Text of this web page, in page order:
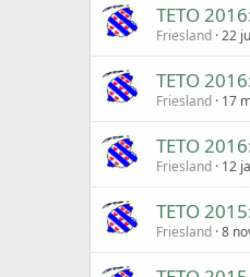
TETO
Friesland 22
TETO
Friesland 17
TETO
Friesland 12
TETO
Friesland 8